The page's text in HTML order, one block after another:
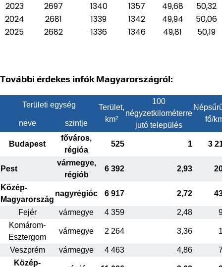
2023
2697 1340 1357 49,68
50,32
2024
2681 1339 1342 49,94
50,06
2025
2682 1336 1346 49,81 50,19
További érdekes infók Magyarországról:
Területi egység
Terület,
km²
100
négyzetkilométerre
jutó település
fő/
neve szintje
Budapest
főváros,
régióa
525 1 3
Pest
vármegye,
régiób
6 392 2,93
Közép-
Magyarország
nagyrégióc 6 917 2,72
Fejér vármegye 4 359 2,48
Komárom-
Esztergom
vármegye 2 264 3,36
Veszprém vármegye 4 463 4,86
Közép-